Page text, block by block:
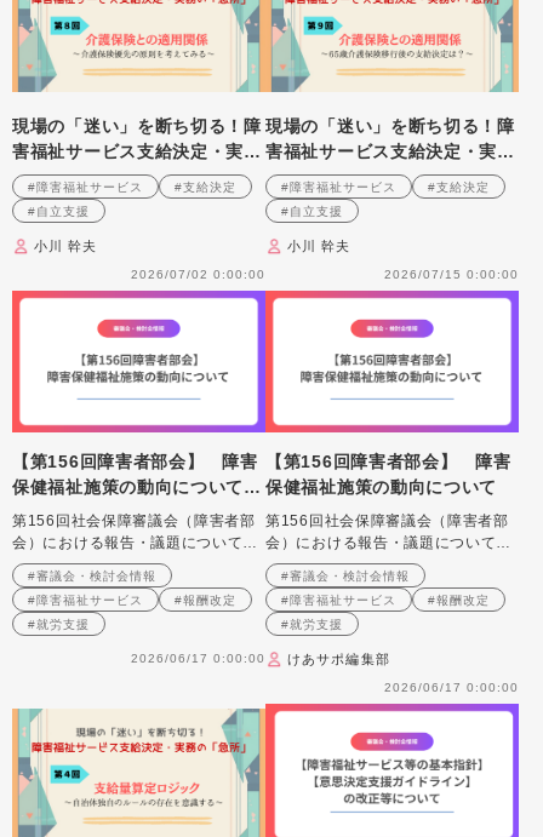
現場の「迷い」を断ち切る！障
害福祉サービス支給決定・実務
の「急所」 第８回連載 介護
保険との適用関係～介護保険優
先の原則を考えてみる～
#障害福祉サービス
#支給決定
#自立支援
小川 幹夫
2026/07/02 0:00:00
現場の「迷い」を断ち切る！障
害福祉サービス支給決定・実務
の「急所」 第９回連載 介護
保険との適用関係～65歳介護保
険移行後の支給決定は？～
#障害福祉サービス
#支給決定
#自立支援
小川 幹夫
2026/07/15 0:00:00
【第156回障害者部会】 障害
保健福祉施策の動向について解
説
第156回社会保障審議会（障害者部
会）における報告・議題について紹
介します。
#審議会・検討会情報
#障害福祉サービス
#報酬改定
#就労支援
2026/06/17 0:00:00
【第156回障害者部会】 障害
保健福祉施策の動向について
第156回社会保障審議会（障害者部
会）における報告・議題について紹
介します。
#審議会・検討会情報
#障害福祉サービス
#報酬改定
#就労支援
けあサポ編集部
2026/06/17 0:00:00